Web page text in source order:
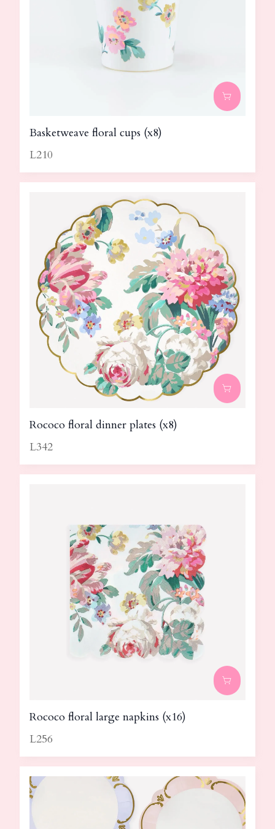
Basketweave floral cups (x8)
L210
Rococo floral dinner plates (x8)
L342
Rococo floral large napkins (x16)
L256